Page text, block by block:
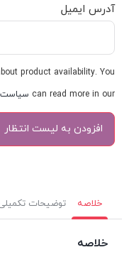
آدرس ایمیل
product availability. You
can read more in our
خلاصه توضیحات
خلاصه